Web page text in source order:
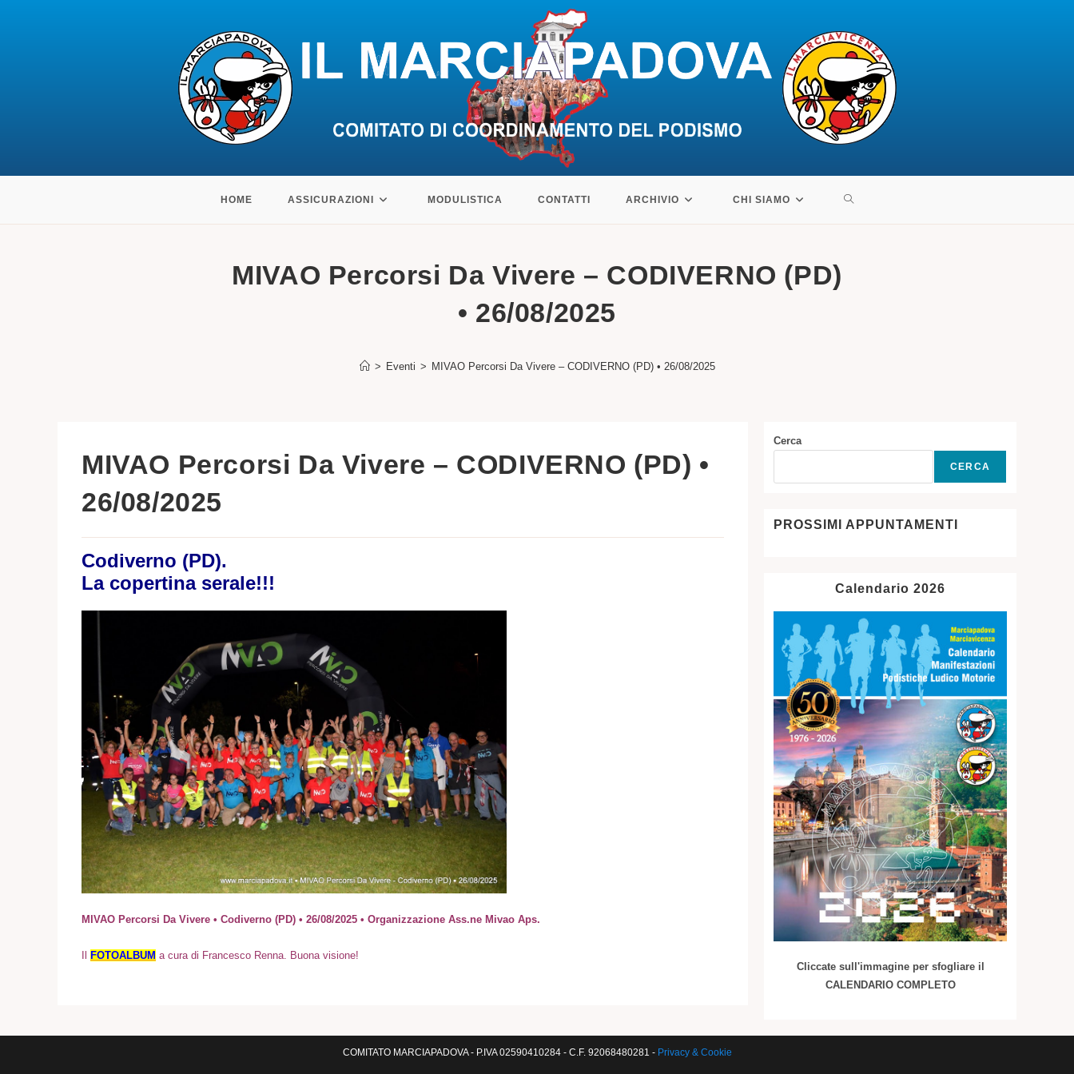
contenuto
HOME ASSICURAZIONI MODULISTICA CONTATTI ARCHIVIO CHI SIAMO ATTIVA/DISATTIVA
MIVAO Percorsi Da Vivere – CODIVERNO (PD)
• 26/08/2025
> Eventi > MIVAO Percorsi Da Vivere – CODIVERNO (PD) • 26/08/2025
MIVAO Percorsi Da Vivere – CODIVERNO (PD) •
26/08/2025
Codiverno (PD).
La copertina serale!!!
MIVAO Percorsi Da Vivere • Codiverno (PD) • 26/08/2025 • Organizzazione Ass.ne Mivao Aps.
FOTOALBUM a cura di Francesco Renna. Buona visione!
Cerca
CERCA
PROSSIMI APPUNTAMENTI
Calendario 2026
Cliccate sull'immagine per sfogliare il
CALENDARIO COMPLETO
COMITATO MARCIAPADOVA - P.IVA 02590410284 - C.F. 92068480281 - Privacy & Cookie